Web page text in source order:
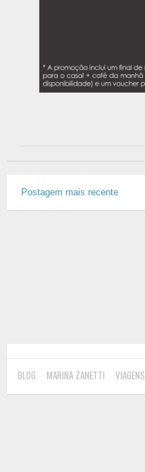
Postagem mais recente
BLOG MARINA ZANETTI VIAGENS